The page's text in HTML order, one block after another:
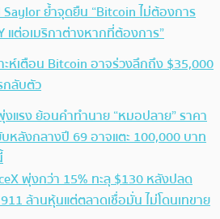
Saylor ย้ำจุดยืน “Bitcoin ไม่ต้องการ
แต่อเมริกาต่างหากที่ต้องการ”
ะห์เตือน Bitcoin อาจร่วงลึกถึง $35,000
ลับตัว
แรง ย้อนคำทำนาย “หมอปลาย” ราคา
บหลังกลางปี 69 อาจแตะ 100,000 บาท
พุ่งกว่า 15% ทะลุ $130 หลังปลด
ล้านหุ้นแต่ตลาดเชื่อมั่น ไม่โดนเทขาย